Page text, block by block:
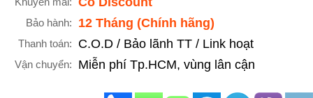
Bảo hành: 12 Tháng (Chính hãng)
Thanh toán: C.O.D / Bảo lãnh TT / Link hoạt
Vận chuyển: Miễn phí Tp.HCM, vùng lân cận